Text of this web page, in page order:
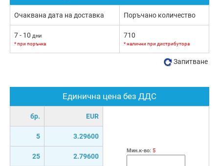
Единична цена без ДДС
бр. EUR
5 3.29600
25 2.79600
Мин.к-во: 5
Очаквана дата на доставка Поръчано количество
7 - 10 дни
* при поръчка
710
* налични при дистрибутора
Запитване